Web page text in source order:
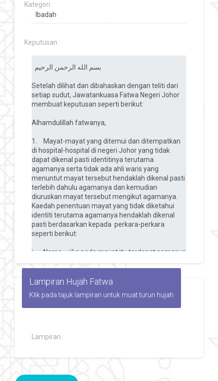
Kategori :
Keputusan :
Lampiran Hujah Fatwa
Klik pada tajuk lampiran untuk muat turun hujah
Lampiran :